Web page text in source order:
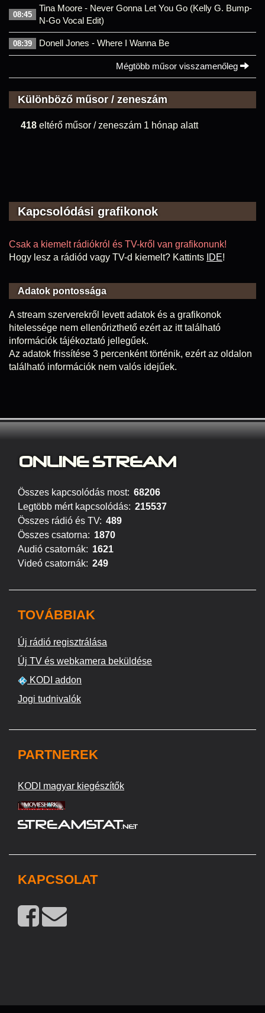
08:45
Tina Moore - Never Gonna Let You Go (Kelly G. Bump-
N-Go Vocal Edit)
08:39 Donell Jones - Where I Wanna Be
Mégtöbb műsor visszamenőleg
Különböző műsor / zeneszám
418 eltérő műsor / zeneszám 1 hónap alatt
Kapcsolódási grafikonok
Csak a kiemelt rádiókról és TV-kről van grafikonunk!
Hogy lesz a rádiód vagy TV-d kiemelt? Kattints IDE!
Adatok pontossága
A stream szerverekről levett adatok és a grafikonok
hitelessége nem ellenőrizthető ezért az itt található
információk tájékoztató jellegűek.
Az adatok frissítése 3 percenként történik, ezért az oldalon
található információk nem valós idejűek.
ONLINE STREAM
Összes kapcsolódás most: 68206
Legtöbb mért kapcsolódás: 215537
Összes rádió és TV: 489
Összes csatorna: 1870
Audió csatornák: 1621
Videó csatornák: 249
TOVÁBBIAK
Új rádió regisztrálása
Új TV és webkamera beküldése
KODI addon
Jogi tudnivalók
PARTNEREK
KODI magyar kiegészítők
KAPCSOLAT